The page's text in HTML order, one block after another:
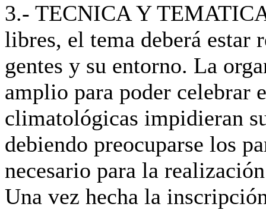
3.- TECNICA Y
libres, el tema deberá estar
gentes y su entorno. La
amplio para poder celebrar
climatológicas impidieran
debiendo preocuparse los
necesario para la
Una vez hecha la